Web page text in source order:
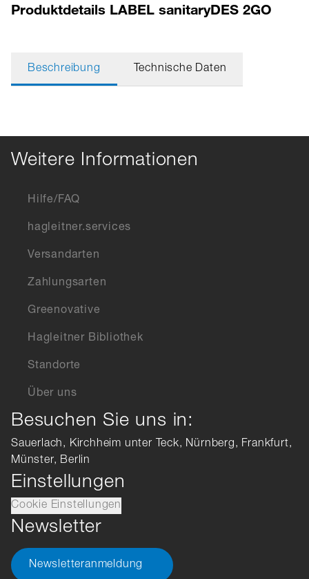
Produktdetails LABEL sanitaryDES 2GO
Beschreibung Technische Daten
Weitere Informationen
Hilfe/FAQ
hagleitner.services
Versandarten
Zahlungsarten
Greenovative
Hagleitner Bibliothek
Standorte
Über uns
Besuchen Sie uns in:
Sauerlach, Kirchheim unter Teck, Nürnberg, Frankfurt,
Münster, Berlin
Einstellungen
Cookie Einstellungen
Newsletter
Newsletteranmeldung